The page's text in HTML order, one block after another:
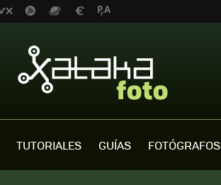
TUTORIALES GUÍAS FOTÓGRAFOS